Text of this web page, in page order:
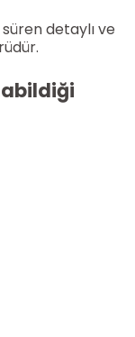
süren detaylı ve